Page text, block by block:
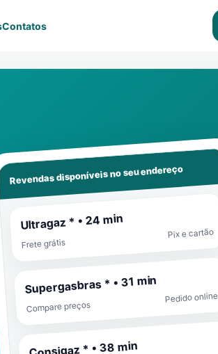
Contatos
Revendas disponíveis no seu endereço
Ultragaz * • 24 min
Frete grátis
Pix e cartão
Supergasbras * • 31 min
Compare preços
Pedido online
Consigaz * • 38 min